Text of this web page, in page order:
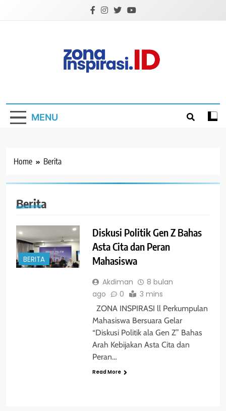
MENU
Home Berita
Berita
BERITA
Diskusi Politik Gen Z Bahas
Asta Cita dan Peran
Mahasiswa
Akdiman
8 bulan
ago
0 3 mins
ZONA INSPIRASI ll Perkumpulan
Mahasiswa Bersuara Gelar
“Diskusi Politik ala Gen Z” Bahas
Arah Kebijakan Asta Cita dan
Peran…
Read More